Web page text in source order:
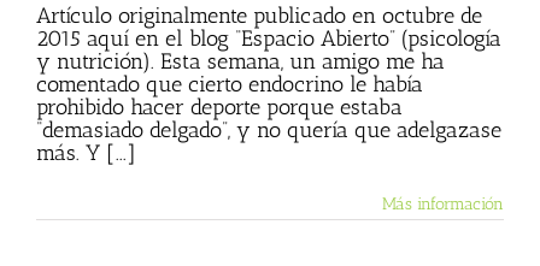
Artículo originalmente publicado en octubre de
2015 aquí en el blog “Espacio Abierto” (psicología
y nutrición). Esta semana, un amigo me ha
comentado que cierto endocrino le había
prohibido hacer deporte porque estaba
“demasiado delgado”, y no quería que adelgazase
más. Y [...]
Más información